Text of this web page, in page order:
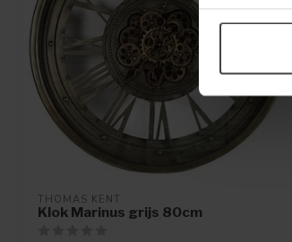
THOMAS KENT
Klok Marinus grijs 80cm